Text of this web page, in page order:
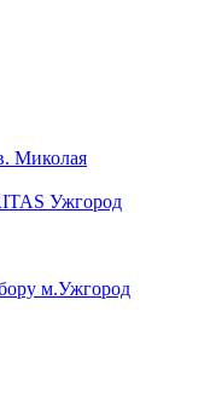
Миколая
Ужгород
м.Ужгород